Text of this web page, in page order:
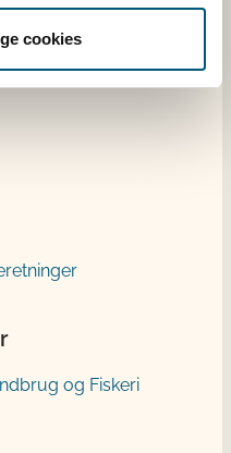
cookies
og Fiskeri